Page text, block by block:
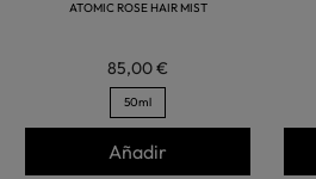
ATOMIC ROSE HAIR MIST
85,00 €
50ml
Añadir